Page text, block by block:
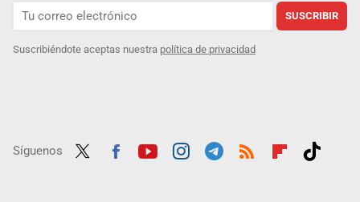
SUSCRIBIR
Suscribiéndote aceptas nuestra política de privacidad
Síguenos